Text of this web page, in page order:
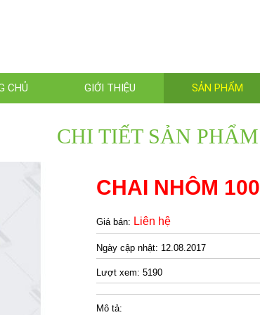
CHỦ GIỚI THIỆU SẢN PHẨM
CHI TIẾT SẢN PHẨM
CHAI NHÔM
Giá bán: Liên hệ
Ngày cập nhật: 12.08.2017
Lượt xem: 5190
Mô tả: